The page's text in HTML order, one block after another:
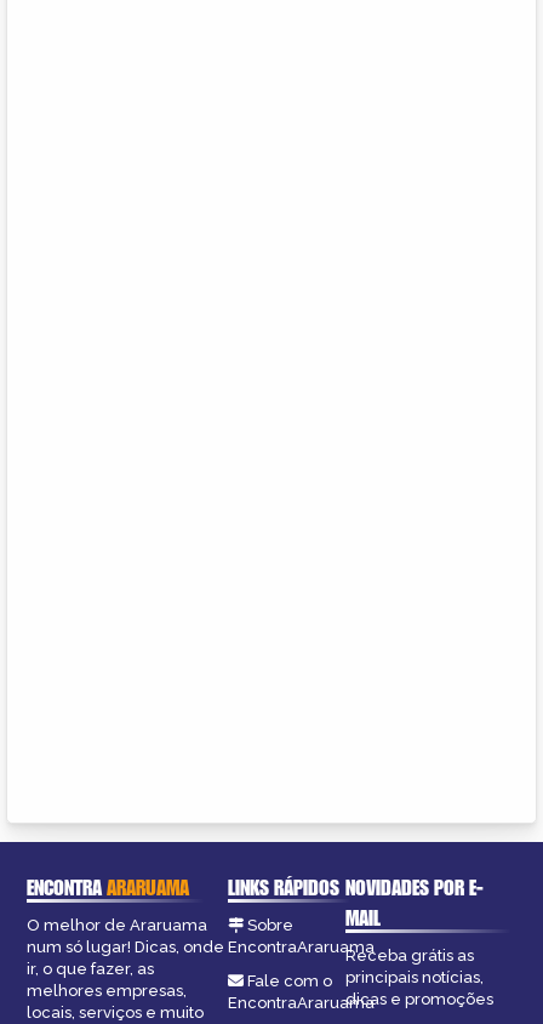
ENCONTRAARARUAMA
O melhor de Araruama
num só lugar! Dicas, onde
ir, o que fazer, as
melhores empresas,
locais, serviços e muito
LINKS RÁPIDOS
Sobre
EncontraAraruama
Fale com o
EncontraAraruama
NOVIDADES POR E-
MAIL
Receba grátis as
principais notícias,
dicas e promoções